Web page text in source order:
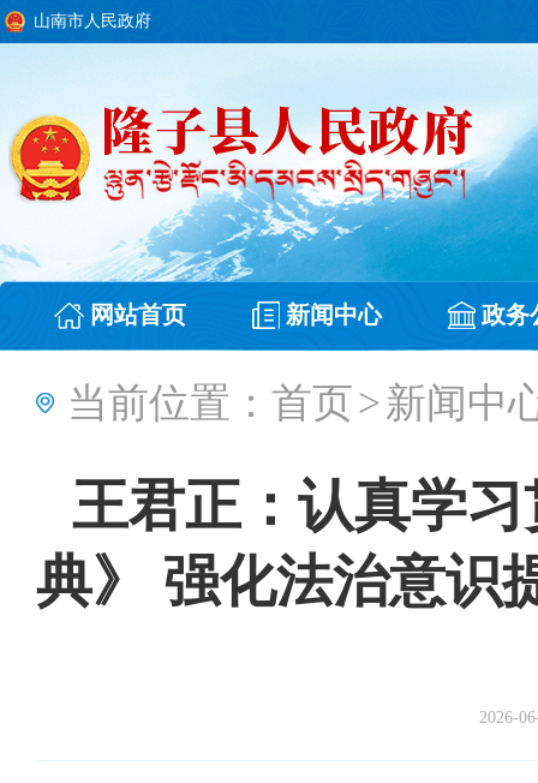
山南市人民政府
网站首页 新闻中心 政务
当前位置： 首页>新闻中
王君正：认真学
典》 强化法治意识
2026-